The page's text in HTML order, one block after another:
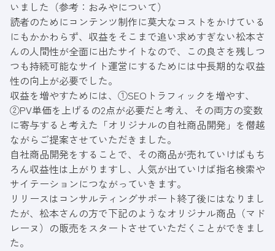
いました（参考： おみやについて）
読者のためにコンテンツ制作に莫大なコストをかけている
にもかかわらず、収益をそこまで追い求めすぎない松本さ
んの人間性が全面に出たサイトなので、この良さを残しつ
つも持続可能なサイト運営にするためには中長期的な収益
性の向上が必要でした。
収益を増やすためには、①SEOトラフィックを増やす、
②PV単価を上げるの2点が必要だと考え、その両方の変数
に寄与すると考えた「オリジナルの自社商品開発」を僭越
ながらご提案させていただきました。
自社商品開発をすることで、その商品が売れていけばもち
ろん収益性は上がりますし、人気が出ていけば指名検索や
サイテーションにつながっていきます。
リリースはコンサルティングサポート終了後にはなりまし
たが、松本さんの方で下記のようなオリジナル商品（マド
レーヌ）の販売をスタートさせていただくことができまし
た。